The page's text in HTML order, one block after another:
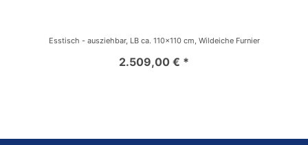
Esstisch - ausziehbar, LB ca. 110x110 cm, Wildeiche Furnier
2.509,00 € *